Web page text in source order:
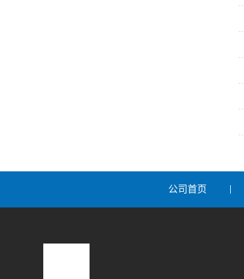
公司首页